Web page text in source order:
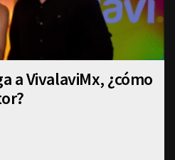
a VivalaviMx, ¿cómo